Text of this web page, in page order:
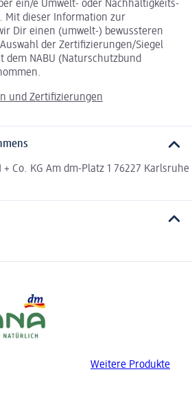
ein/e Umwelt- oder Nachhaltigkeits-
Mit dieser Information zur
Dir einen (umwelt-) bewussteren
der Zertifizierungen/Siegel
dem NABU (Naturschutzbund
und Zertifizierungen
Co. KG Am dm-Platz 1 76227 Karlsruhe
Weitere Produkte